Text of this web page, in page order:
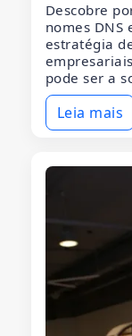
Descobre
nomes DNS
estratégia
pode ser a
Leia mais